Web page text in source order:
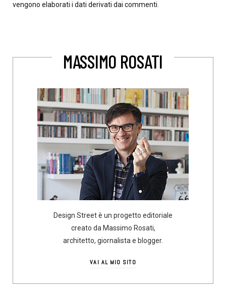
vengono elaborati i dati derivati dai commenti.
MASSIMO ROSATI
Design Street è un progetto editoriale
creato da Massimo Rosati,
architetto, giornalista e blogger.
VAI AL MIO SITO